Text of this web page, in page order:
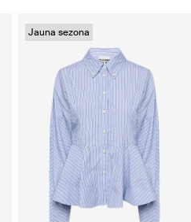
Jauna sezona